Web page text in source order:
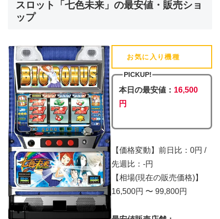
スロット「七色未来」の最安値・販売ショ
ップ
お気に入り機種
PICKUP!
本日の最安値： 16,500
円
【価格変動】前日比：0円 /
先週比：-円
【相場(現在の販売価格)】
16,500円 〜 99,800円